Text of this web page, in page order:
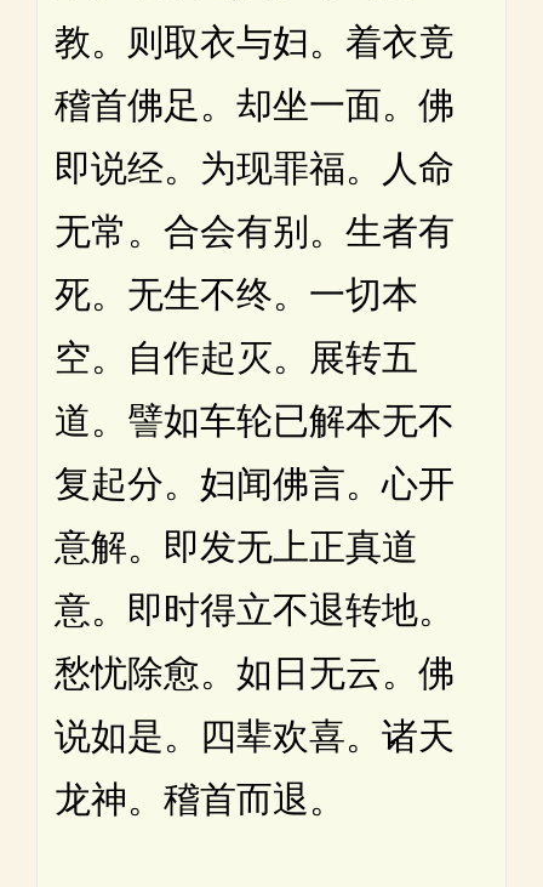
教。则取衣与妇。着衣竟
稽首佛足。却坐一面。佛
即说经。为现罪福。人命
无常。合会有别。生者有
死。无生不终。一切本
空。自作起灭。展转五
道。譬如车轮已解本无不
复起分。妇闻佛言。心开
意解。即发无上正真道
意。即时得立不退转地。
愁忧除愈。如日无云。佛
说如是。四辈欢喜。诸天
龙神。稽首而退。